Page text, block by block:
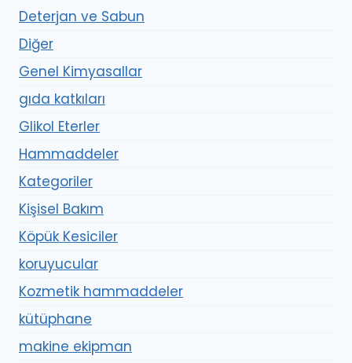
Deterjan ve Sabun
Diğer
Genel Kimyasallar
gıda katkıları
Glikol Eterler
Hammaddeler
Kategoriler
Kişisel Bakım
Köpük Kesiciler
koruyucular
Kozmetik hammaddeler
kütüphane
makine ekipman